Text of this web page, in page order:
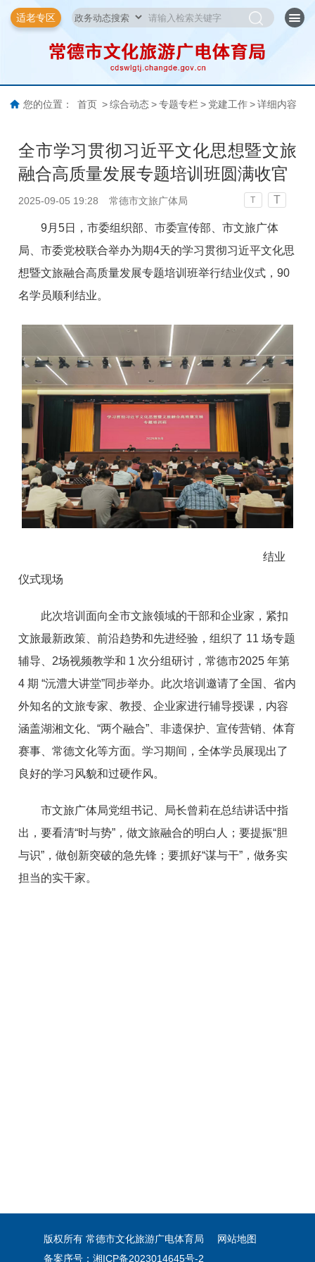
适老专区
您的位置： 首页 > 综合动态 > 专题专栏 > 党建工作 > 详细内容
全市学习贯彻习近平文化思想暨文旅
融合高质量发展专题培训班圆满收官
2025-09-05 19:28 常德市文旅广体局 T T
9月5日，市委组织部、市委宣传部、市文旅广体
局、市委党校联合举办为期4天的学习贯彻习近平文化思
想暨文旅融合高质量发展专题培训班举行结业仪式，90
名学员顺利结业。
结业
仪式现场
此次培训面向全市文旅领域的干部和企业家，紧扣
文旅最新政策、前沿趋势和先进经验，组织了 11 场专题
辅导、2场视频教学和 1 次分组研讨，常德市2025 年第
4 期 “沅澧大讲堂”同步举办。 此次培训邀请了全国、省内
外知名的文旅专家、教授、企业家进行辅导授课， 内容
涵盖湖湘文化、“两个融合”、非遗保护、宣传营销、体育
赛事、常德文化等方面。学习期间，全体学员展现出了
良好的学习风貌和过硬作风。
市文旅广体局党组书记、局长曾莉在总结讲话中指
出 ，要看清“时与势”，做文旅融合的明白人；要提振“胆
与识”，做创新突破的急先锋；要抓好“谋与干”，做务实
担当的实干家。
版权所有 常德市文化旅游广电体育局
网站地图
备案序号：湘ICP备2023014645号-2